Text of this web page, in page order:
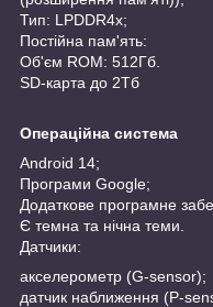
Тип: LPDDR4x;
Постійна пам'ять:
Об'єм ROM: 512Гб.
SD-карта до 2Тб
Операційна система
Android 14;
Програми Google;
Додаткове програмне
Є темна та нічна теми.
Датчики:
акселерометр (G-sensor);
датчик наближення (P-